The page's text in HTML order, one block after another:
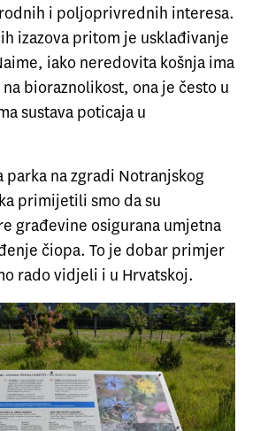
i poljoprivrednih interesa.
izazova pritom je usklađivanje
iako neredovita košnja ima
bioraznolikost, ona je često u
sustava poticaja u
parka na zgradi Notranjskog
primijetili smo da su
građevine osigurana umjetna
čiopa. To je dobar primjer
rado vidjeli i u Hrvatskoj.